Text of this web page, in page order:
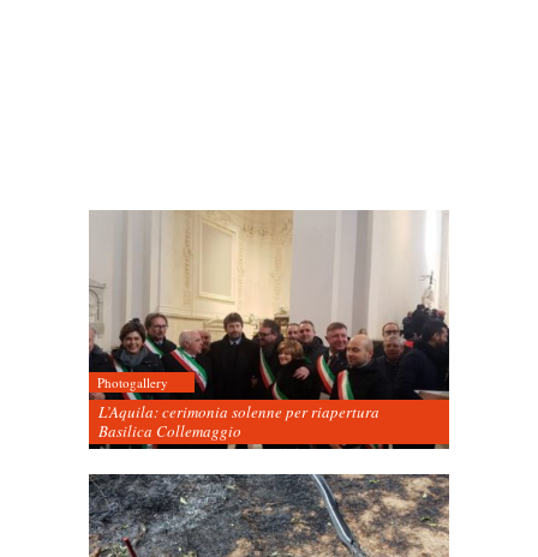
Photogallery
L’Aquila: cerimonia solenne per riapertura
Basilica Collemaggio